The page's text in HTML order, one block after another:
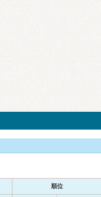
順位